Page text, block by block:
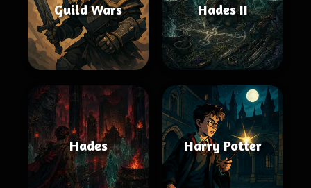
Guild Wars Hades II
Hades Harry Potter